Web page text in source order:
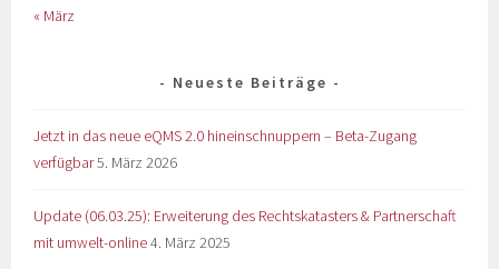
« März
Neueste Beiträge
Jetzt in das neue eQMS 2.0 hineinschnuppern – Beta-Zugang
verfügbar5. März 2026
Update (06.03.25): Erweiterung des Rechtskatasters & Partnerschaft
mit umwelt-online4. März 2025